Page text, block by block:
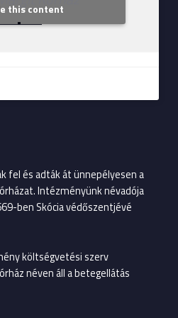
this content
fel és adták át ünnepélyesen a
Intézményünk névadója
ben Skócia védőszentjévé
költségvetési szerv
néven áll a betegellátás